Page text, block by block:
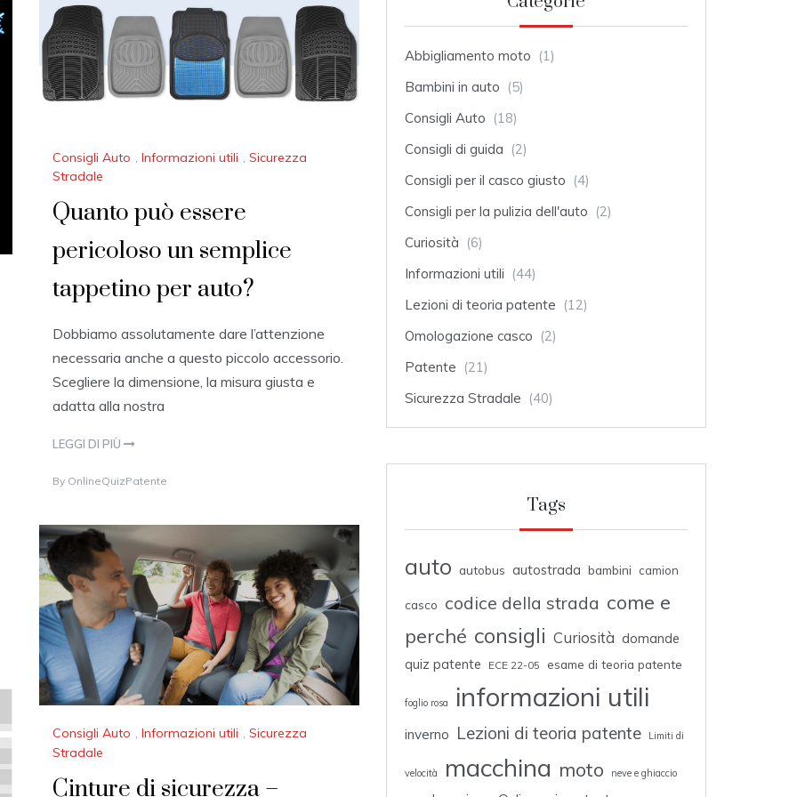
B
E
R
2
0
1
Consigli Auto , Informazioni utili , Sicurezza
Stradale
Quanto può essere
pericoloso un semplice
tappetino per auto?
Dobbiamo assolutamente dare l’attenzione
necessaria anche a questo piccolo accessorio.
Scegliere la dimensione, la misura giusta e
adatta alla nostra
LEGGI DI PIÙ
2
U
G
U
S
T
2
0
1
7
By OnlineQuizPatente
Consigli Auto , Informazioni utili , Sicurezza
Stradale
Cinture di sicurezza –
Abbigliamento moto (1)
Bambini in auto (5)
Consigli Auto (18)
Consigli di guida (2)
Consigli per il casco giusto (4)
Consigli per la pulizia dell'auto (2)
Curiosità (6)
Informazioni utili (44)
Lezioni di teoria patente (12)
Omologazione casco (2)
Patente (21)
Sicurezza Stradale (40)
Tags
auto autobus autostrada bambini camion
casco codice della strada come e
perché consigli Curiosità domande
quiz patente
ECE 22-05 esame di teoria patente
foglio rosa informazioni utili
inverno Lezioni di teoria patente Limiti di
velocità macchina moto neve e ghiaccio